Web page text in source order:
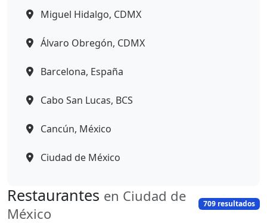
Miguel Hidalgo, CDMX
Álvaro Obregón, CDMX
Barcelona, España
Cabo San Lucas, BCS
Cancún, México
Ciudad de México
Restaurantes en Ciudad de
México
709 resultados